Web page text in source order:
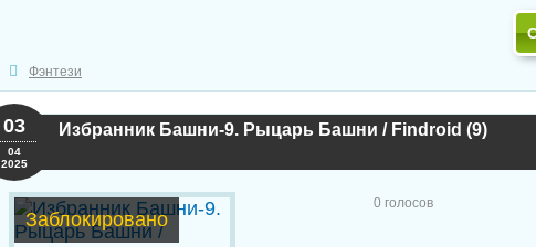
Фэнтези
Избранник Башни-9. Рыцарь Башни / Findroid (9)
03
04
2025
Заблокировано
0 голосов